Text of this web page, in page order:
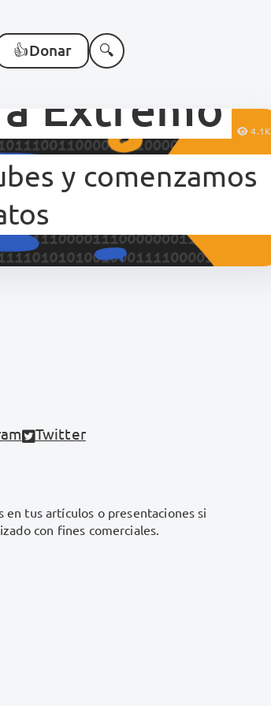
👍Donar 🔍
4.1K
Extremo
y comenzamos
Twitter
en tus artículos o presentaciones si
con fines comerciales.